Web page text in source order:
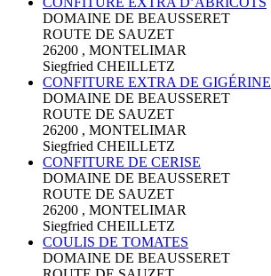
DOMAINE DE BEAUSSERET
ROUTE DE SAUZET
26200 , MONTELIMAR
Siegfried CHEILLETZ
CONFITURE EXTRA DE GIGÉRINE
DOMAINE DE BEAUSSERET
ROUTE DE SAUZET
26200 , MONTELIMAR
Siegfried CHEILLETZ
CONFITURE DE CERISE
DOMAINE DE BEAUSSERET
ROUTE DE SAUZET
26200 , MONTELIMAR
Siegfried CHEILLETZ
COULIS DE TOMATES
DOMAINE DE BEAUSSERET